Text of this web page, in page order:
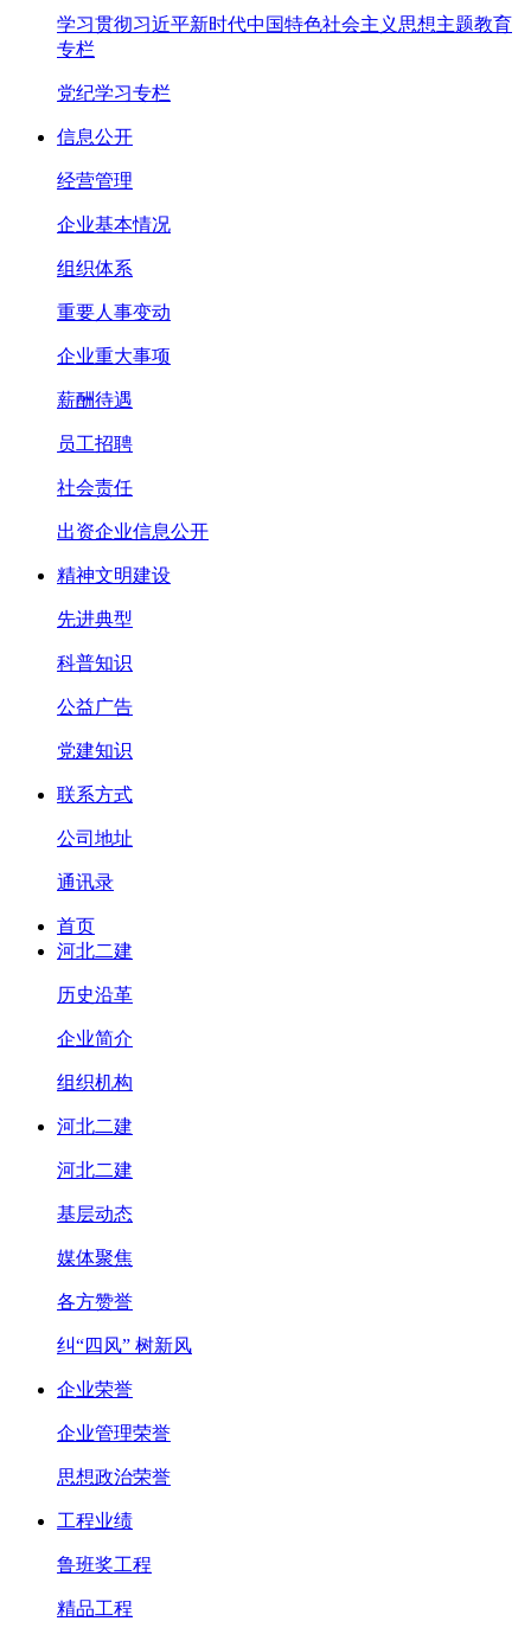
学习贯彻习近平新时代中国特色社会主义思想主题教育
专栏
党纪学习专栏
信息公开
经营管理
企业基本情况
组织体系
重要人事变动
企业重大事项
薪酬待遇
员工招聘
社会责任
出资企业信息公开
精神文明建设
先进典型
科普知识
公益广告
党建知识
联系方式
公司地址
通讯录
首页
河北二建
历史沿革
企业简介
组织机构
河北二建
河北二建
基层动态
媒体聚焦
各方赞誉
纠“四风” 树新风
企业荣誉
企业管理荣誉
思想政治荣誉
工程业绩
鲁班奖工程
精品工程